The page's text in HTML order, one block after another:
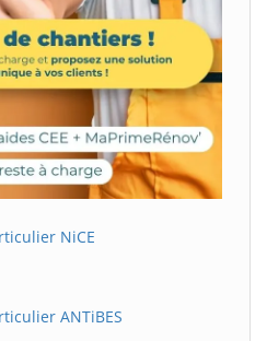
NiCE
ANTiBES